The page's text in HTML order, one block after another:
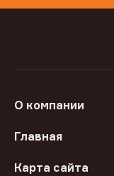
О компании
Главная
Карта сайта